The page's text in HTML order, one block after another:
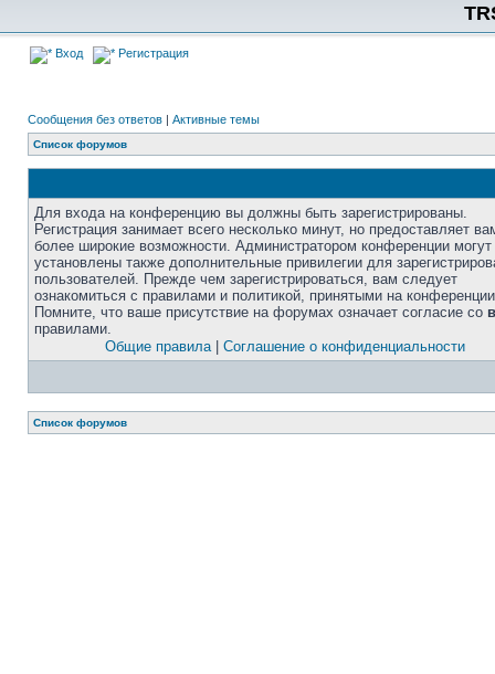
Вход Регистрация
Сообщения без ответов | Активные темы
Список форумов
Для входа на конференцию вы должны быть зарегистрированы.
Регистрация занимает всего несколько минут, но предоставляет
более широкие возможности. Администратором конференции
установлены также дополнительные привилегии для
пользователей. Прежде чем зарегистрироваться, вам следует
ознакомиться с правилами и политикой, принятыми на
Помните, что ваше присутствие на форумах означает согласие со
правилами.
Общие правила| Соглашение о конфиденциальности
Список форумов